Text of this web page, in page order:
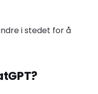
i stedet for å